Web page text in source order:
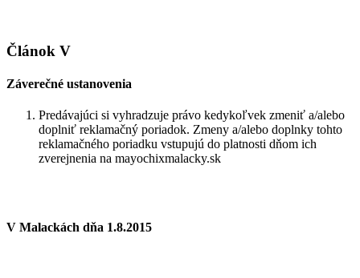
Článok V
Záverečné ustanovenia
Predávajúci si vyhradzuje právo kedykoľvek zmeniť a/alebo
doplniť reklamačný poriadok. Zmeny a/alebo doplnky tohto
reklamačného poriadku vstupujú do platnosti dňom ich
zverejnenia na mayochixmalacky.sk
V Malackách dňa 1.8.2015